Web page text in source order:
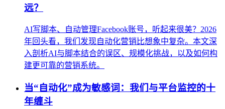
远？
AI写脚本、自动管理Facebook账号，听起来很美？2026
年回头看，我们发现自动化营销比想象中复杂。本文深
入剖析AI与脚本结合的误区、规模化挑战，以及如何构
建更可靠的营销系统。
当“自动化”成为敏感词：我们与平台监控的十
年缠斗